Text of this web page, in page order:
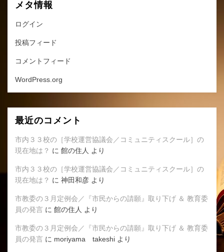
メタ情報
ログイン
投稿フィード
コメントフィード
WordPress.org
最近のコメント
市内３３校の［学校運営協議会／コミュニティスクール］の
現在地は？ に 館の住人 より
市内３３校の［学校運営協議会／コミュニティスクール］の
現在地は？ に 神田和彦 より
市教委の３月定例会／『市民からの請願』取り下げ ＆ 教育委
員の発言 に 館の住人 より
市教委の３月定例会／『市民からの請願』取り下げ ＆ 教育委
員の発言 に moriyama takeshi より